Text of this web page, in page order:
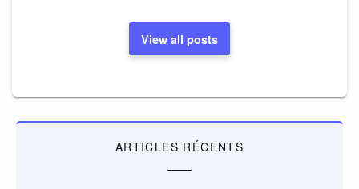
View all posts
ARTICLES RÉCENTS